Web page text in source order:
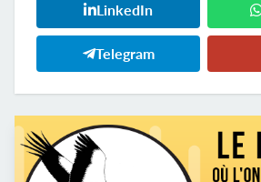
LinkedIn
Telegram